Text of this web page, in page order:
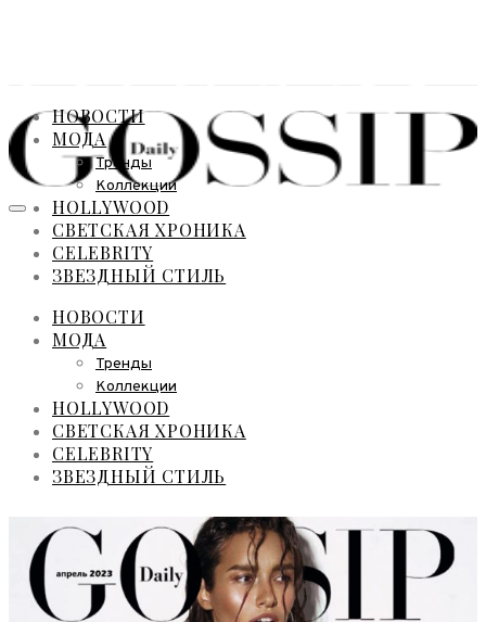
НОВОСТИ
МОДА
Тренды
Коллекции
HOLLYWOOD
СВЕТСКАЯ ХРОНИКА
CELEBRITY
ЗВЕЗДНЫЙ СТИЛЬ
НОВОСТИ
МОДА
Тренды
Коллекции
HOLLYWOOD
СВЕТСКАЯ ХРОНИКА
CELEBRITY
ЗВЕЗДНЫЙ СТИЛЬ